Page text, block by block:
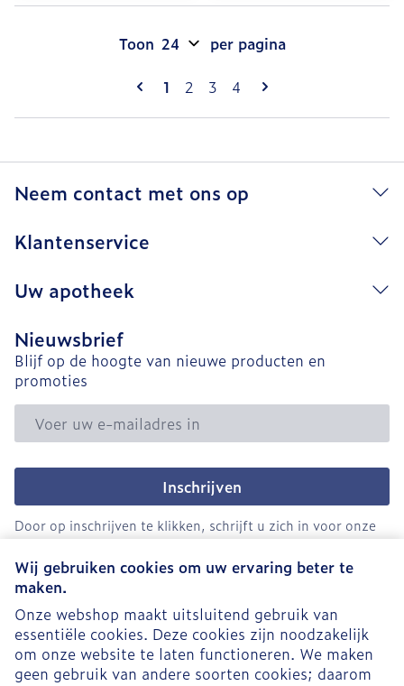
Wij gebruiken cookies om uw ervaring beter te
maken.
Onze webshop maakt uitsluitend gebruik van
essentiële cookies. Deze cookies zijn noodzakelijk
om onze website te laten functioneren. We maken
geen gebruik van andere soorten cookies; daarom
Pagina's
U lees momenteel pagina
1 Pagina
2 Pagina
3 Pagina
4
Toon per pagina
Neem contact met ons op
Klantenservice
Uw apotheek
Nieuwsbrief
Blijf op de hoogte van nieuwe producten en
promoties
E-mail adres
Inschrijven
Door op inschrijven te klikken, schrijft u zich in voor onze
nieuwsbrief en gaat u akkoord met onzeprivacy policy.